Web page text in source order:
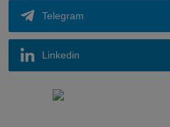
Telegram
Linkedin